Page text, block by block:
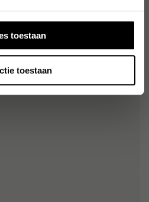
toestaan
toestaan